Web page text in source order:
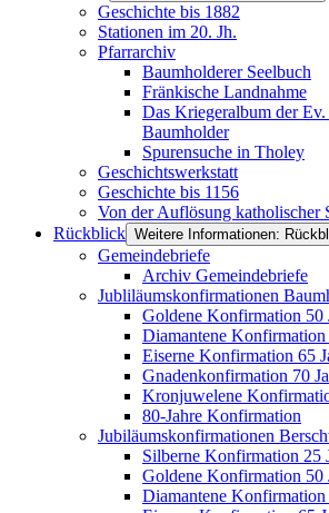
Geschichte bis 1882
Stationen im 20. Jh.
Pfarrarchiv
Baumholderer Seelbuch
Fränkische Landnahme
Das Kriegeralbum der
Baumholder
Spurensuche in Tholey
Geschichtswerkstatt
Geschichte bis 1156
Von der Auflösung katholischer
Rückblick Weitere Informationen:
Gemeindebriefe
Archiv Gemeindebriefe
Jubliläumskonfirmationen
Goldene Konfirmation 50
Diamantene Konfirmation
Eiserne Konfirmation 65
Gnadenkonfirmation 70
Kronjuwelene
80-Jahre Konfirmation
Jubiläumskonfirmationen
Silberne Konfirmation 25
Goldene Konfirmation 50
Diamantene Konfirmation